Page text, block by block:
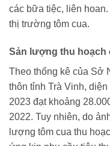
các bữa tiệc, liên
thị trường tôm cua.
Sản lượng thu hoạch
Theo thống kê của Sở
thôn tỉnh Trà Vinh,
2023 đạt khoảng
2022. Tuy nhiên, do
lượng tôm cua thu